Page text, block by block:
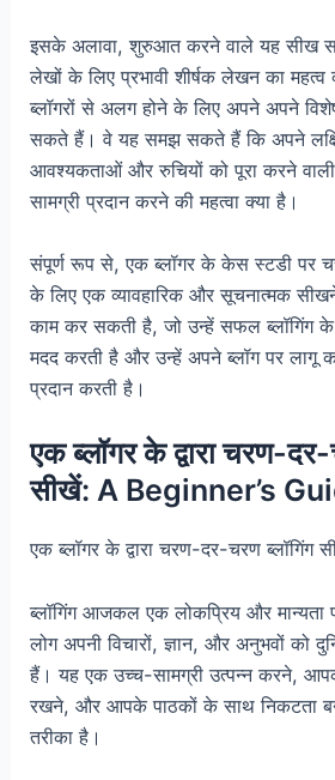
इसके अलावा, शुरुआत करने वाले यह सीख
लेखों के लिए प्रभावी शीर्षक लेखन का महत्व
ब्लॉगरों से अलग होने के लिए अपने अपने
सकते हैं। वे यह समझ सकते हैं कि अपने
आवश्यकताओं और रुचियों को पूरा करने वाली
सामग्री प्रदान करने की महत्वा क्या है।
संपूर्ण रूप से, एक ब्लॉगर के केस स्टडी पर
के लिए एक व्यावहारिक और सूचनात्मक
काम कर सकती है, जो उन्हें सफल ब्लॉगिंग
मदद करती है और उन्हें अपने ब्लॉग पर लागू
प्रदान करती है।
एक ब्लॉगर के द्वारा चरण-
सीखें: A Beginner’s
एक ब्लॉगर के द्वारा चरण-दर-चरण ब्लॉगिंग
ब्लॉगिंग आजकल एक लोकप्रिय और मान्यता
लोग अपनी विचारों, ज्ञान, और अनुभवों को
हैं। यह एक उच्च-सामग्री उत्पन्न करने,
रखने, और आपके पाठकों के साथ निकटता
तरीका है।